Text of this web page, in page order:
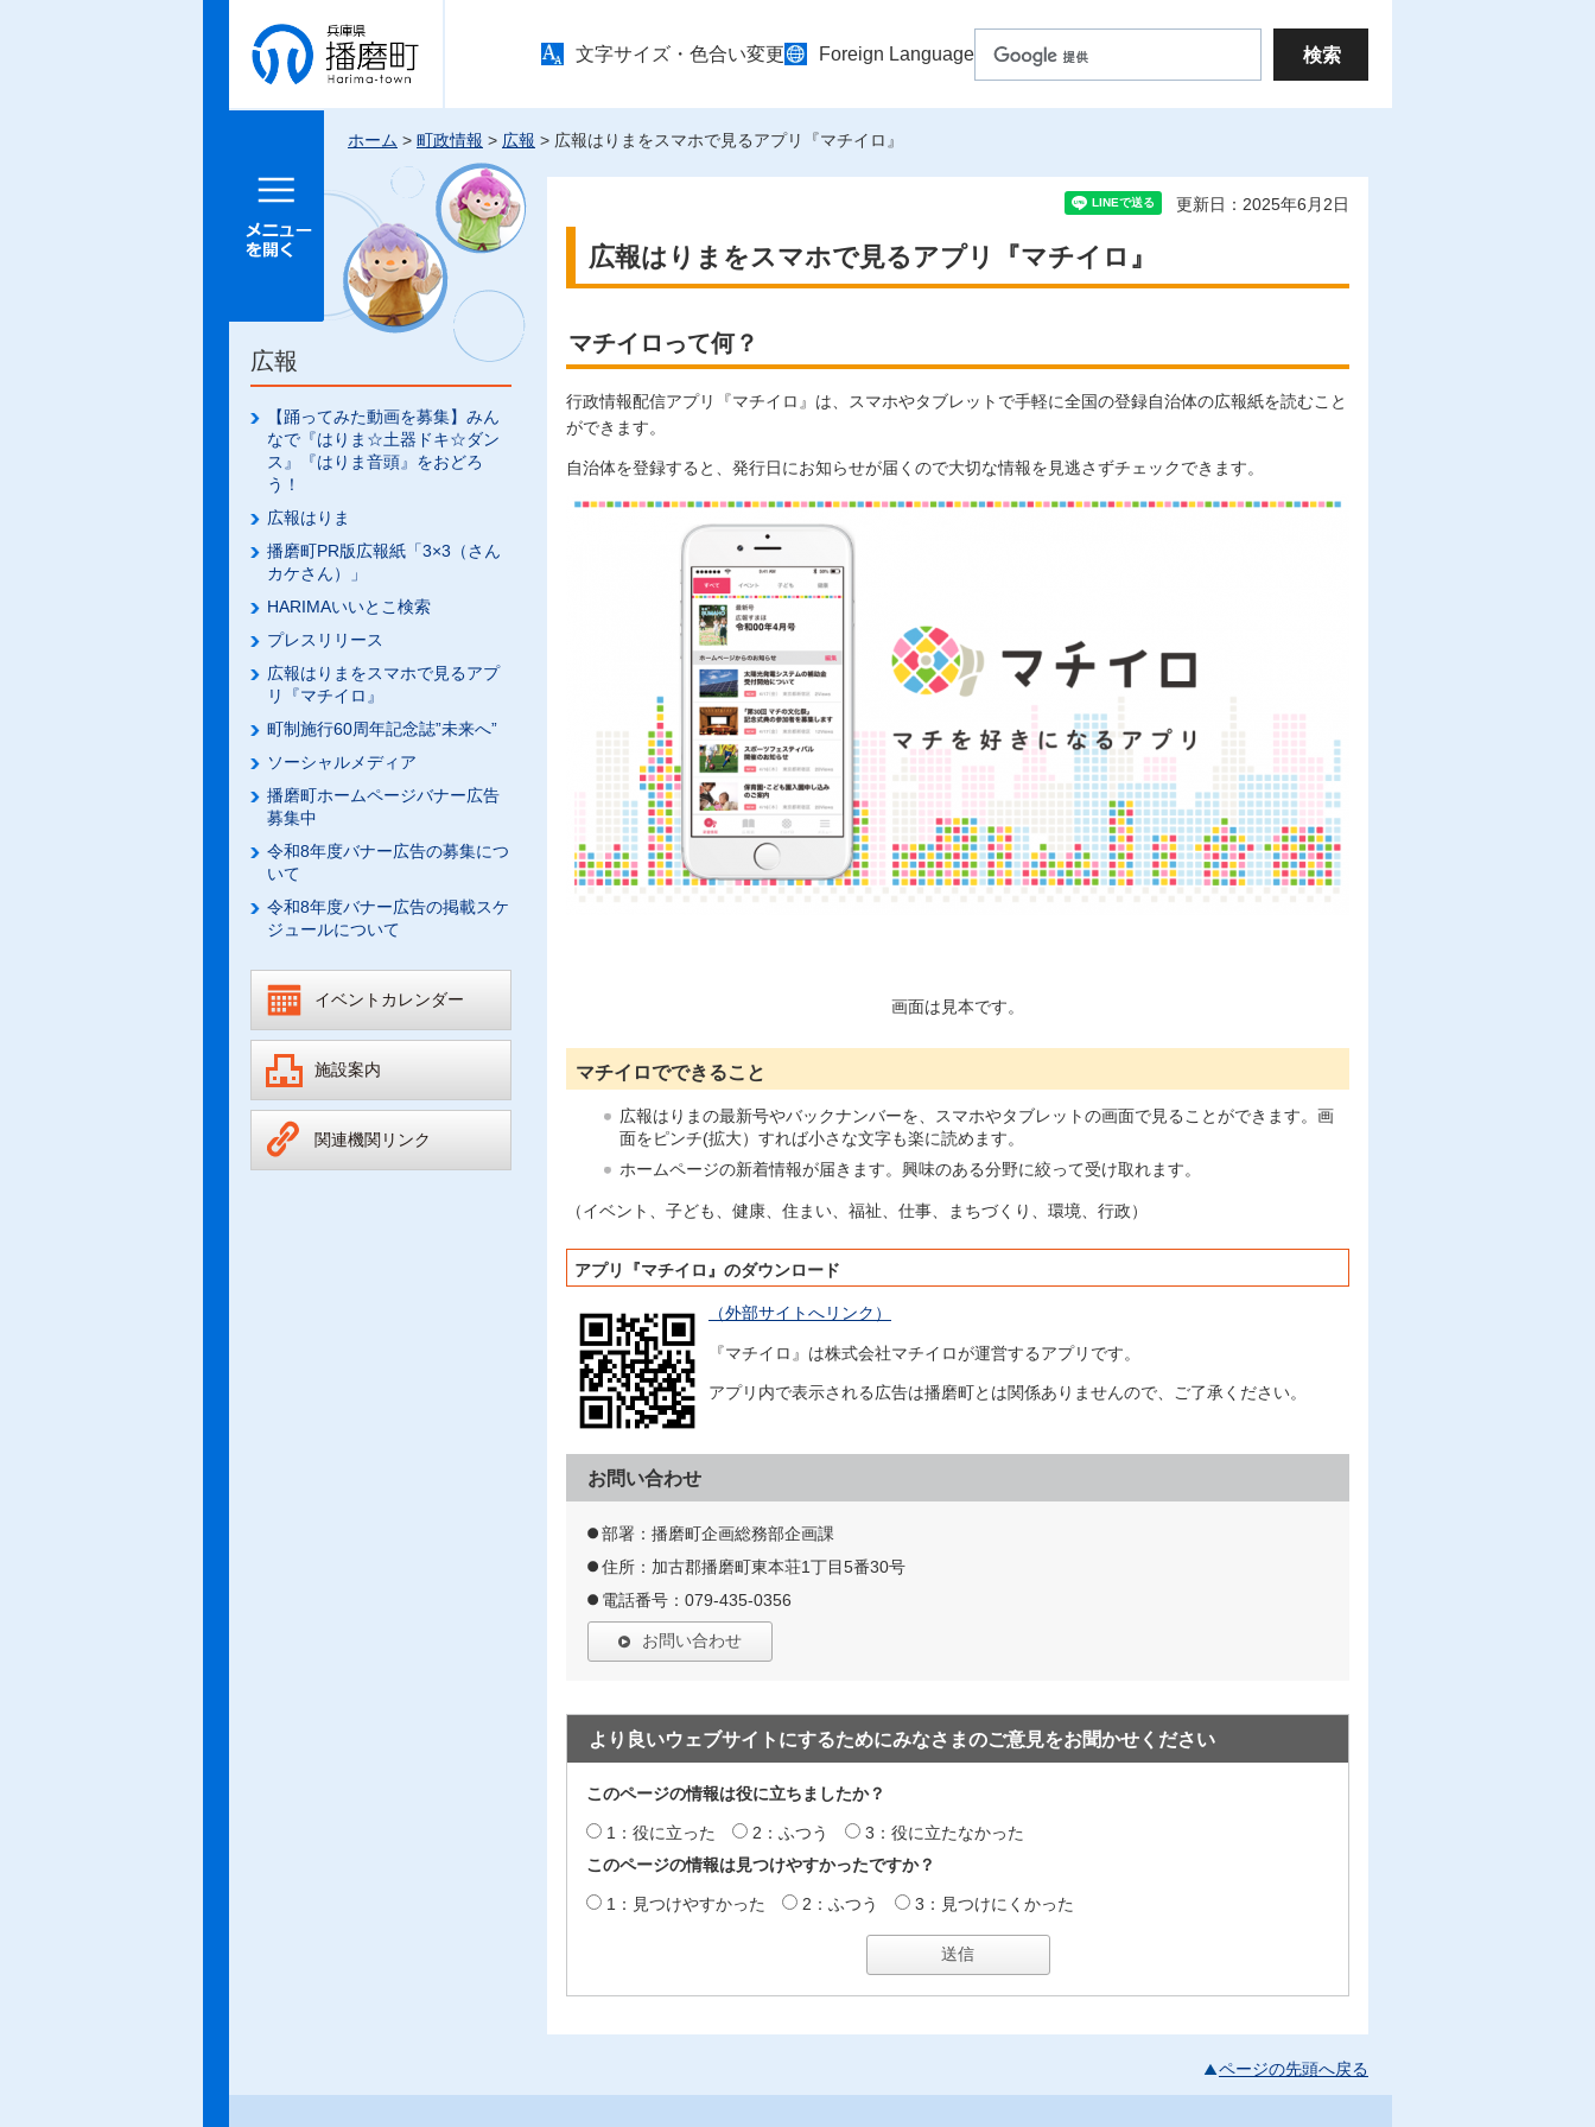
兵庫県 播
磨町
文字サイズ・色合い変更 Foreign Language
メニュー
ホーム > 町政情報 > 広報 > 広報はりまをスマホで見るアプリ『マチイロ』
広報
【踊ってみた動画を募集】みん
なで『はりま☆土器ドキ☆ダン
ス』『はりま音頭』をおどろ
う！
広報はりま
播磨町PR版広報紙「3×3（さん
カケさん）」
HARIMAいいとこ検索
プレスリリース
広報はりまをスマホで見るアプ
リ『マチイロ』
町制施行60周年記念誌”未来へ”
ソーシャルメディア
播磨町ホームページバナー広告
募集中
令和8年度バナー広告の募集につ
いて
令和8年度バナー広告の掲載スケ
ジュールについて
イベントカレンダー
施設案内
関連機関リンク
更新日：2025年6月2日
広報はりまをスマホで見るアプリ『マチイロ』
マチイロって何？
行政情報配信アプリ『マチイロ』は、スマホやタブレットで手軽に全国の登録自治体の広報紙を読むこと
ができます。
自治体を登録すると、発行日にお知らせが届くので大切な情報を見逃さずチェックできます。
画面は見本です。
マチイロでできること
広報はりまの最新号やバックナンバーを、スマホやタブレットの画面で見ることができます。画
面をピンチ(拡大）すれば小さな文字も楽に読めます。
ホームページの新着情報が届きます。興味のある分野に絞って受け取れます。
（イベント、子ども、健康、住まい、福祉、仕事、まちづくり、環境、行政）
アプリ『マチイロ』のダウンロード
（外部サイトへリンク）
『マチイロ』は株式会社マチイロが運営するアプリです。
アプリ内で表示される広告は播磨町とは関係ありませんので、ご了承ください。
お問い合わせ
部署：播磨町企画総務部企画課
住所：加古郡播磨町東本荘1丁目5番30号
電話番号：079-435-0356
お問い合わせ
より良いウェブサイトにするためにみなさまのご意見をお聞かせください
このページの情報は役に立ちましたか？
1：役に立った 2：ふつう
3：役に立たなかった
このページの情報は見つけやすかったですか？
1：見つけやすかった 2：ふつう 3：見つけにくかった
ページの先頭へ戻る